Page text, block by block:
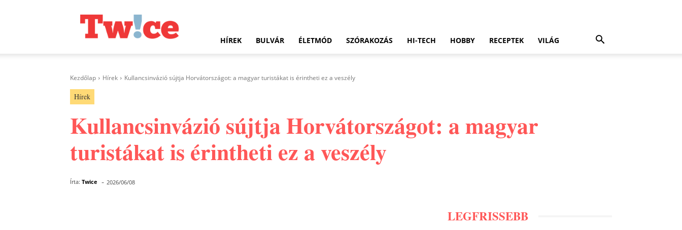
HÍREK BULVÁR ÉLETMÓD SZÓRAKOZÁS HI-TECH HOBBY RECEPTEK VILÁG
Kezdőlap Hírek Kullancsinvázió sújtja Horvátországot: a magyar turistákat is érintheti ez a veszély
Hírek
Kullancsinvázió sújtja Horvátországot: a magyar
turistákat is érintheti ez a veszély
Írta: Twice - 2026/06/08
LEGFRISSEBB